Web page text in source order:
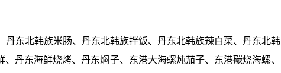
东北韩族米肠、丹东北韩族拌饭、丹东北韩族辣白菜、丹东北韩
丹东海鲜烧烤、丹东焖子、东港大海螺炖茄子、东港碳烧海螺、